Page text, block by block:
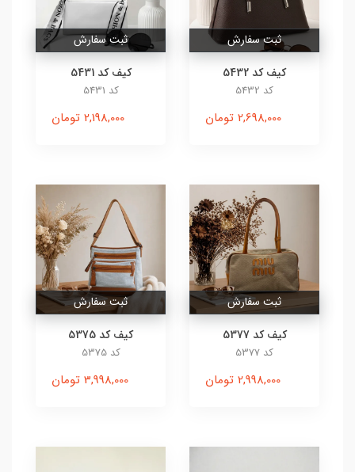
ثبت سفارش
کیف کد 5432
کد 5432
2,698,000 تومان
ثبت سفارش
کیف کد 5431
کد 5431
2,198,000 تومان
ثبت سفارش
کیف کد 5377
کد 5377
2,998,000 تومان
ثبت سفارش
کیف کد 5375
کد 5375
3,998,000 تومان